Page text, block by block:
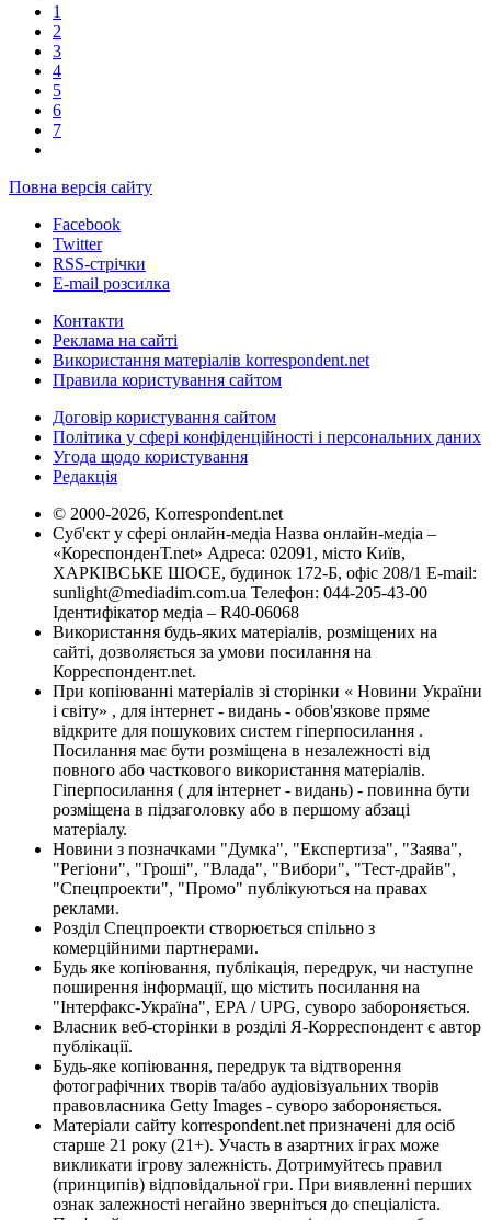
1
2
3
4
5
6
7
Повна версія сайту
Facebook
Twitter
RSS-стрічки
E-mail розсилка
Контакти
Реклама на сайті
Використання матеріалів korrespondent.net
Правила користування сайтом
Договір користування сайтом
Політика у сфері конфіденційності і персональних даних
Угода щодо користування
Редакція
© 2000-2026, Korrespondent.net
Суб'єкт у сфері онлайн-медіа Назва онлайн-медіа –
«КореспонденТ.net» Адреса: 02091, місто Київ,
ХАРКІВСЬКЕ ШОСЕ, будинок 172-Б, офіс 208/1 E-mail:
sunlight@mediadim.com.ua Телефон: 044-205-43-00
Ідентифікатор медіа – R40-06068
Використання будь-яких матеріалів, розміщених на
сайті, дозволяється за умови посилання на
Корреспондент.net.
При копіюванні матеріалів зі сторінки « Новини України
і світу» , для інтернет - видань - обов'язкове пряме
відкрите для пошукових систем гіперпосилання .
Посилання має бути розміщена в незалежності від
повного або часткового використання матеріалів.
Гіперпосилання ( для інтернет - видань) - повинна бути
розміщена в підзаголовку або в першому абзаці
матеріалу.
Новини з позначками "Думка", "Експертиза", "Заява",
"Регіони", "Гроші", "Влада", "Вибори", "Тест-драйв",
"Спецпроекти", "Промо" публікуються на правах
реклами.
Розділ Спецпроекти створюється спільно з
комерційними партнерами.
Будь яке копіювання, публікація, передрук, чи наступне
поширення інформації, що містить посилання на
"Інтерфакс-Україна", EPA / UPG, суворо забороняється.
Власник веб-сторінки в розділі Я-Корреспондент є автор
публікації.
Будь-яке копіювання, передрук та відтворення
фотографічних творів та/або аудіовізуальних творів
правовласника Getty Images - суворо забороняється.
Матеріали сайту korrespondent.net призначені для осіб
старше 21 року (21+). Участь в азартних іграх може
викликати ігрову залежність. Дотримуйтесь правил
(принципів) відповідальної гри. При виявленні перших
ознак залежності негайно зверніться до спеціаліста.